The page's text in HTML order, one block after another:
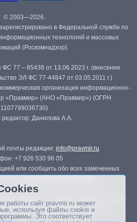
© 2003—2026.
в Федеральной службе по
технологий и массовых
(Роскомнадзор).
77 – 85438 от 13.06.2023 г. (внесение
ЭЛ ФС 77-44847 от 03.05.2011 г.)
организация информационно-
«Правмир» (АНО «Правмир») (ОГРН
1107799036730)
редактор: Данилова А.А.
почты редакции: info@pravmir.ru
+7 926 530 96 05
или сообщить обо всех замеченных
в печатных изданиях (книгах, прессе)
разрешения редакции.
работы сайт pravmir.ru может
используя файлы cookie и
Это соответствует